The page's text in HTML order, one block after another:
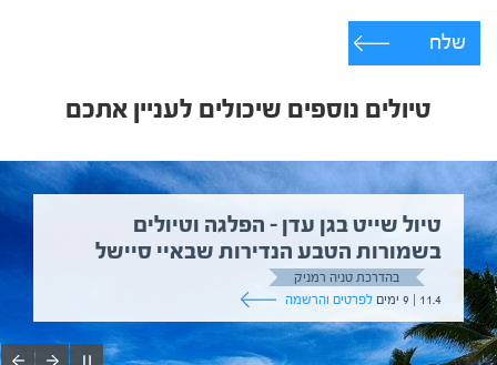
שלח
טיולים נוספים שיכולים לעניין אתכם
טיול שייט בגן עדן – הפלגה וטיולים
בשמורות הטבע הנדירות שבאיי סיישל
בהדרכת טניה רמניק
11.4 | 9 ימים
לפרטים והרשמה